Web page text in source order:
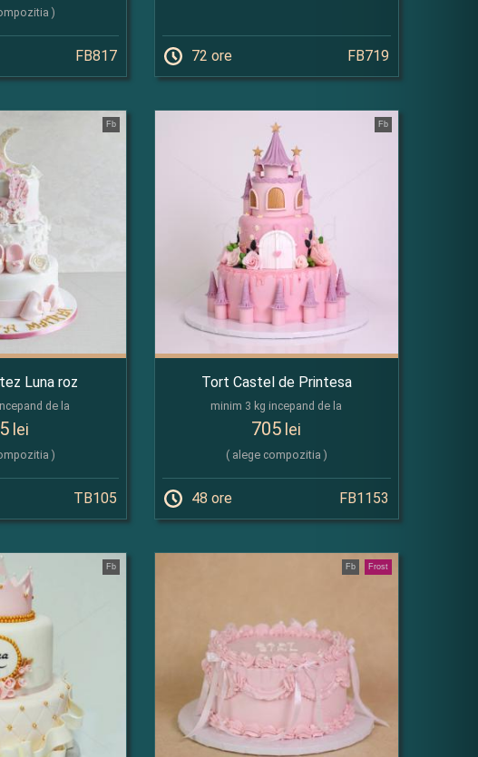
)
FB817 72 ore FB719
Fb
Luna roz
de la
lei
)
TB105
Fb
Tort Castel de Printesa
minim 3 kg incepand de la
705 lei
( alege compozitia )
48 ore FB1153
Fb Frost
Fb